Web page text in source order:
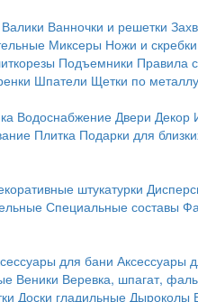
Валики Ванночки и решетки
Миксеры Ножи и скребки
Подъемники Правила
Шпатели Щетки по металлу
Водоснабжение Двери Декор
Плитка Подарки для
штукатурки
Специальные составы
для бани Аксессуары
Веники Веревка, шпагат,
Доски гладильные Дыроколы